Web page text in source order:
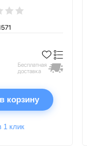
Бесплатная
доставка
корзину
1 клик